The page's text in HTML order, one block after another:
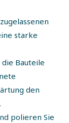
starke
die Bauteile
den
polieren Sie